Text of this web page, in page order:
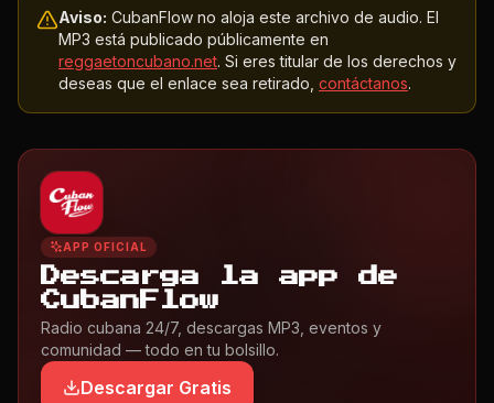
Aviso: CubanFlow no aloja este archivo de audio. El
MP3 está publicado públicamente en
reggaetoncubano.net. Si eres titular de los derechos y
deseas que el enlace sea retirado, contáctanos.
APP OFICIAL
Descarga la app de
CubanFlow
Radio cubana 24/7, descargas MP3, eventos y
comunidad — todo en tu bolsillo.
Descargar Gratis